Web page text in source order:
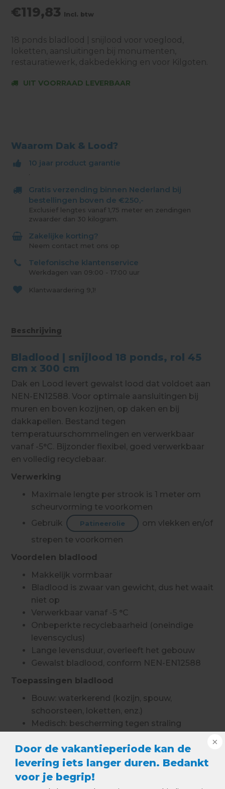
Door de vakantieperiode kan de
levering iets langer duren. Bedankt
voor je begrip!
€119,83 Incl. btw
18 ponds bladlood | snijlood voor voeglood,
loketten, aansluitingen bij monumenten,
restauratiewerk, dakbedekking en voor Kilgoten.
UIT VOORRAAD LEVERBAAR
Waarom Dak & Lood?
10 jaar product garantie
.
Gratis verzending binnen Nederland bij
bestellingen boven de €250,-
Exclusief lengtes vanaf 1,75 meter en zendingen
zwaarder dan 30 kilogram.
Zakelijke korting?
Neem contact met ons op
Telefonische klantenservice
Werkdagen van 09:00 - 17:00 uur
Klantwaardering 9,1!
Beschrijving
Bladlood | snijlood 18 ponds, rol 45
cm x 300 cm
Dak en Lood levert gewalst lood dat voldoet aan
NEN-EN12588. Voor optimale aansluitingen bij
muren en boven kozijnen, op daken en bij
dakkapellen. Bestand tegen
temperatuurschommelingen en verwerkbaar
vanaf -5°C. Bijzonder flexibel, goed verwerkbaar
en volledig recyclebaar.
Verwerking
Maximale lengte per strook is 1 meter om
scheurvorming te voorkomen
Gebruik
Patineerolie
om vlekken en/of
strepen te voorkomen
Voordelen bladlood
Makkelijk vormbaar
Bladlood is zwaar van gewicht, dus het waait
niet op
Verwerkbaar vanaf -5 °C
Onbeperkte recyclebaarheid (oneindige
levenscyclus)
Lange levensduur, overleeft het gebouw
Gewalst bladlood, conform NEN-EN12588
Toepassingen bladlood
Bouw: waterkerend (kozijn, spouw,
schoorsteen, loketten, enz.)
Medisch: bescherming tegen straling
Entertainment: geluidwerend (discotheken,
cruiseschepen)
Watersport | machinebouw: ballastlood